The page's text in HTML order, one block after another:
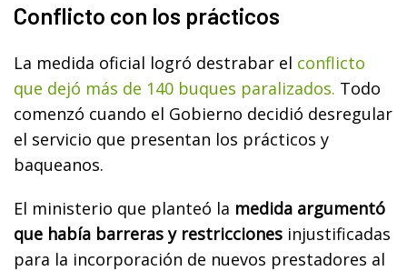
Conflicto con los prácticos
La medida oficial logró destrabar el conflicto
que dejó más de 140 buques paralizados. Todo
comenzó cuando el Gobierno decidió desregular
el servicio que presentan los prácticos y
baqueanos.
El ministerio que planteó la medida argumentó
que había barreras y restricciones injustificadas
para la incorporación de nuevos prestadores al